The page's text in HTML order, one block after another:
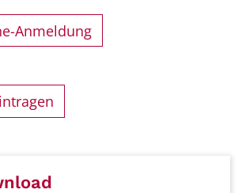
Anmeldung